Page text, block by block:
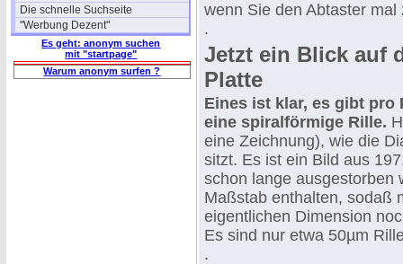
Die schnelle Suchseite
"Werbung Dezent"
Es geht: anonym suchen
mit "startpage"
Warum anonym surfen ?
wenn Sie den Abtaster
.
Jetzt ein Blick auf
Platte
Eines ist klar, es gibt
eine spiralförmige Rille.
eine Zeichnung), wie die
sitzt. Es ist ein Bild aus
schon lange ausgestorben
Maßstab enthalten, sodaß
eigentlichen Dimension
Es sind nur etwa 50µm
.